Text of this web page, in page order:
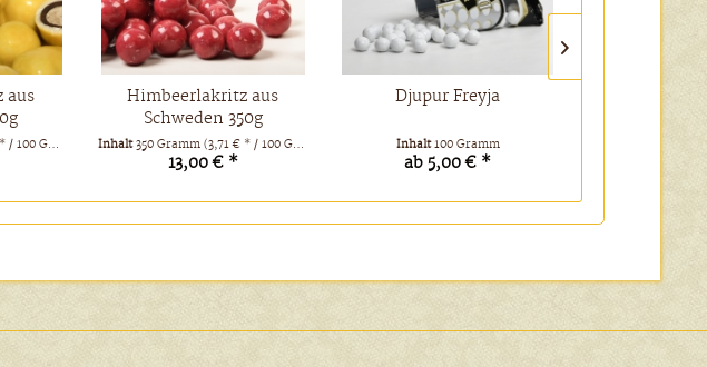
aus
Gramm)
Himbeerlakritz aus
Schweden 350g
Inhalt350 Gramm (3,71 € * / 100 Gramm)
13,00 € *
Djupur Freyja
Inhalt100 Gramm
ab 5,00 € *